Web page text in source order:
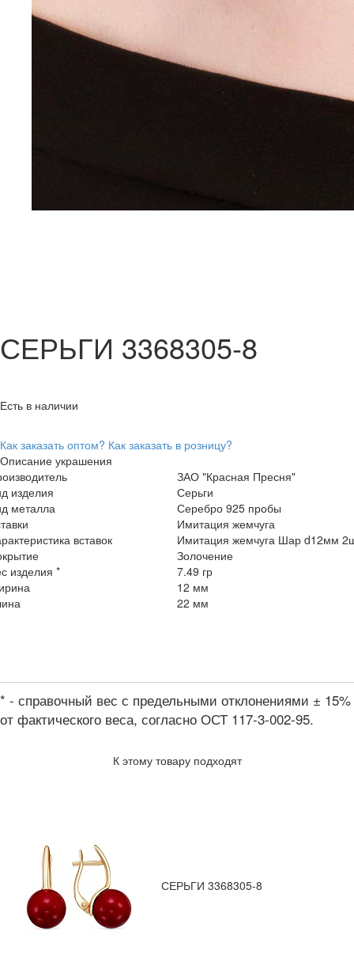
СЕРЬГИ 3368305-8
Есть в наличии
Как заказать оптом? Как заказать в розницу?
Описание украшения
ЗАО "Красная Пресня"
изделия
Серьги
металла
Серебро 925 пробы
Имитация жемчуга
вставок
Имитация жемчуга Шар d12мм
Золочение
изделия *
7.49 гр
12 мм
22 мм
* - справочный вес с предельными отклонениями ± 15%
от фактического веса, согласно ОСТ 117-3-002-95.
К этому товару подходят
СЕРЬГИ 3368305-8